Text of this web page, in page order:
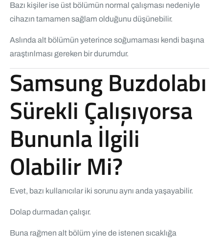
Bazı kişiler ise üst bölümün normal çalışması nedeniyle
cihazın tamamen sağlam olduğunu düşünebilir.
Aslında alt bölümün yeterince soğumaması kendi başına
araştırılması gereken bir durumdur.
Samsung Buzdolabı
Sürekli Çalışıyorsa
Bununla İlgili
Olabilir Mi?
Evet, bazı kullanıcılar iki sorunu aynı anda yaşayabilir.
Dolap durmadan çalışır.
Buna rağmen alt bölüm yine de istenen sıcaklığa